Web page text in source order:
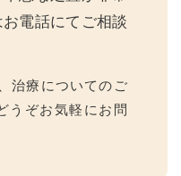
電話にてご相談
治療についてのご
うぞお気軽にお問